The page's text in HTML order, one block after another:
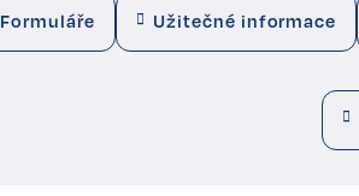
Formuláře Užitečné informace